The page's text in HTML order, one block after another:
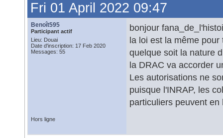
Fri 01 April 2022 09:47
Benoît595
Participant actif
Lieu: Douai
Date d'inscription: 17 Feb 2020
Messages: 55
bonjour
la loi est la même
quelque soit la nature
la DRAC va accorder
Les autorisations ne
puisque l'INRAP, les
particuliers peuvent en
Hors ligne